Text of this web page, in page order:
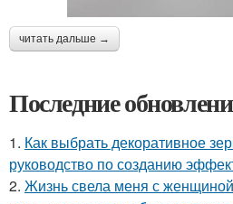
читать дальше →
Последние
1. Как выбрать декоративное
руководство по созданию
2. Жизнь свела меня с